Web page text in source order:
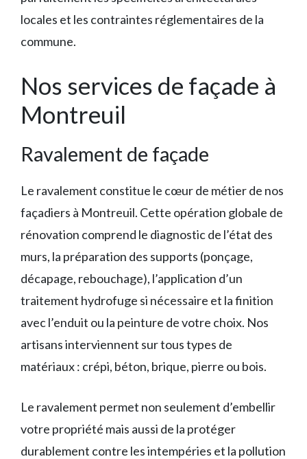
locales et les contraintes réglementaires de la
commune.
Nos services de façade à
Montreuil
Ravalement de façade
Le ravalement constitue le cœur de métier de nos
façadiers à Montreuil. Cette opération globale de
rénovation comprend le diagnostic de l’état des
murs, la préparation des supports (ponçage,
décapage, rebouchage), l’application d’un
traitement hydrofuge si nécessaire et la finition
avec l’enduit ou la peinture de votre choix. Nos
artisans interviennent sur tous types de
matériaux : crépi, béton, brique, pierre ou bois.
Le ravalement permet non seulement d’embellir
votre propriété mais aussi de la protéger
durablement contre les intempéries et la pollution